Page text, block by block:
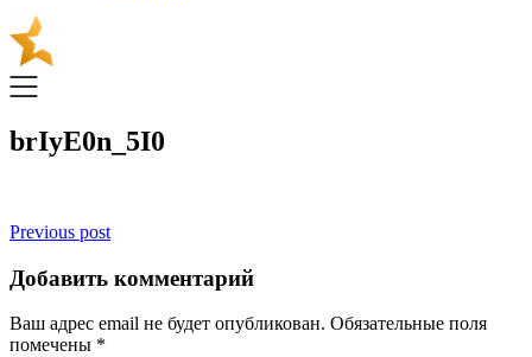
brIyE0n_5I0
Навигация
по
записям
Previous post
Добавить комментарий
Ваш адрес email не будет опубликован. Обязательные поля
помечены *